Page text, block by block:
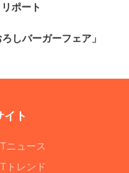
ポート
しバーガーフェア」
イト
ニュース
トレンド